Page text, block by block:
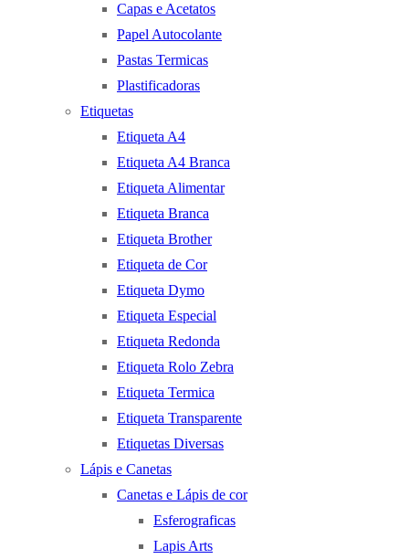
Capas e Acetatos
Papel Autocolante
Pastas Termicas
Plastificadoras
Etiquetas
Etiqueta A4
Etiqueta A4 Branca
Etiqueta Alimentar
Etiqueta Branca
Etiqueta Brother
Etiqueta de Cor
Etiqueta Dymo
Etiqueta Especial
Etiqueta Redonda
Etiqueta Rolo Zebra
Etiqueta Termica
Etiqueta Transparente
Etiquetas Diversas
Lápis e Canetas
Canetas e Lápis de cor
Esferograficas
Lapis Arts